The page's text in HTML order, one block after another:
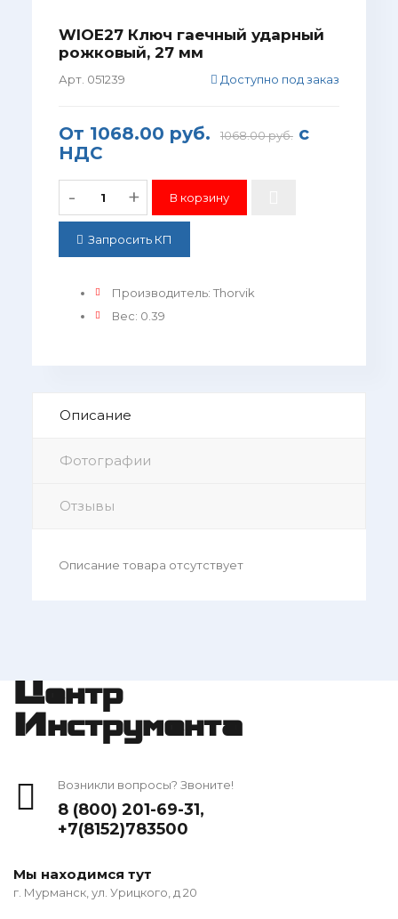
WIOE27 Ключ гаечный ударный
рожковый, 27 мм
Арт. 051239 Доступно под заказ
От 1068.00 руб. 1068.00 руб.с
НДС
- +
Запросить КП
Производитель: Thorvik
Вес: 0.39
Описание
Фотографии
Отзывы
Описание товара отсутствует
Центр
Инструмента
Возникли вопросы? Звоните!
8 (800) 201-69-31,
+7(8152)783500
Мы находимся тут
г. Мурманск, ул. Урицкого, д 20